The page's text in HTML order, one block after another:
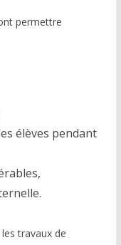
permettre
élèves pendant
travaux de